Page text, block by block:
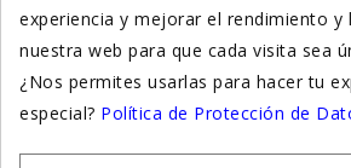
Higiene y salud gatos
Suplementación natural
experiencia y mejorar el rendimiento y
nuestra web para que cada visita sea
¿Nos permites usarlas para hacer tu
especial? Política de Protección de